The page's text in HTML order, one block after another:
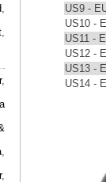
US9 -
US10 -
US11 -
US12 -
US13 -
US14 -
,
,
,
,
,